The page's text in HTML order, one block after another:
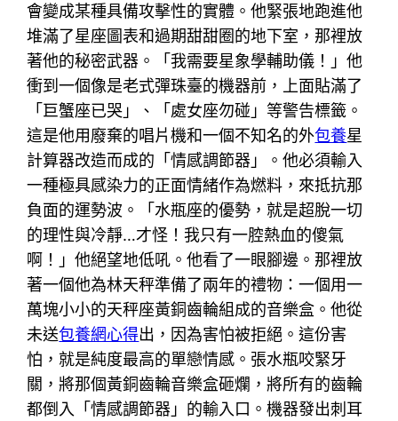
會變成某種具備攻擊性的實體。他緊張地跑進他
堆滿了星座圖表和過期甜甜圈的地下室，那裡放
著他的秘密武器。「我需要星象學輔助儀！」他
衝到一個像是老式彈珠臺的機器前，上面貼滿了
「巨蟹座已哭」、「處女座勿碰」等警告標籤。
這是他用廢棄的唱片機和一個不知名的外包養星
計算器改造而成的「情感調節器」。他必須輸入
一種極具感染力的正面情緒作為燃料，來抵抗那
負面的運勢波。「水瓶座的優勢，就是超脫一切
的理性與冷靜…才怪！我只有一腔熱血的傻氣
啊！」他絕望地低吼。他看了一眼腳邊。那裡放
著一個他為林天秤準備了兩年的禮物：一個用一
萬塊小小的天秤座黃銅齒輪組成的音樂盒。他從
未送包養網心得出，因為害怕被拒絕。這份害
怕，就是純度最高的單戀情感。張水瓶咬緊牙
關，將那個黃銅齒輪音樂盒砸爛，將所有的齒輪
都倒入「情感調節器」的輸入口。機器發出刺耳